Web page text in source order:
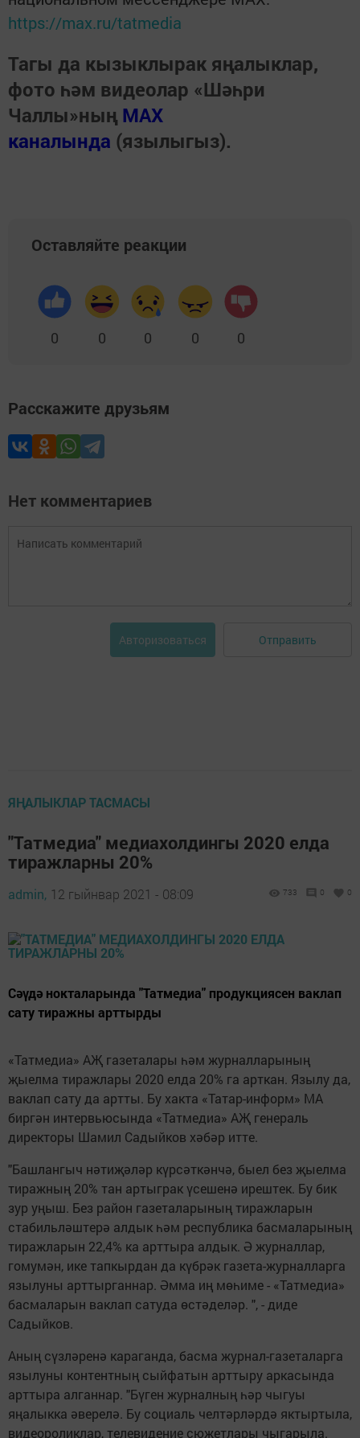
https://max.ru/tatmedia
Тагы да кызыклырак яңалыклар,
фото һәм видеолар «Шәһри
Чаллы»ның MAX
каналында (язылыгыз).
Оставляйте реакции
0 0 0 0 0
Расскажите друзьям
Нет комментариев
Авторизоваться Отправить
ЯҢАЛЫКЛАР ТАСМАСЫ
"Татмедиа" медиахолдингы 2020 елда
тиражларны 20%
admin, 12 гыйнвар 2021 - 08:09 733 0 0
Сәүдә нокталарында "Татмедиа" продукциясен ваклап
сату тиражны арттырды
«Татмедиа» АҖ газеталары һәм журналларының
җыелма тиражлары 2020 елда 20% га арткан. Язылу да,
ваклап сату да артты. Бу хакта «Татар-информ» МА
биргән интервьюсында «Татмедиа» АҖ генераль
директоры Шамил Садыйков хәбәр итте.
"Башлангыч нәтиҗәләр күрсәткәнчә, быел без җыелма
тиражның 20% тан артыграк үсешенә ирештек. Бу бик
зур уңыш. Без район газеталарының тиражларын
стабильләштерә алдык һәм республика басмаларының
тиражларын 22,4% ка арттыра алдык. Ә журналлар,
гомумән, ике тапкырдан да күбрәк газета-журналларга
язылуны арттырганнар. Әмма иң мөһиме - «Татмедиа»
басмаларын ваклап сатуда өстәделәр. ", - диде
Садыйков.
Аның сүзләренә караганда, басма журнал-газеталарга
язылуны контентның сыйфатын арттыру аркасында
арттыра алганнар. "Бүген журналның һәр чыгуы
яңалыкка әверелә. Бу социаль челтәрләрдә яктыртыла,
видеороликлар, телевидение сюжетлары чыгарыла.